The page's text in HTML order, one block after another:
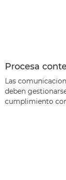
Procesa
Las
deben
cumplimiento